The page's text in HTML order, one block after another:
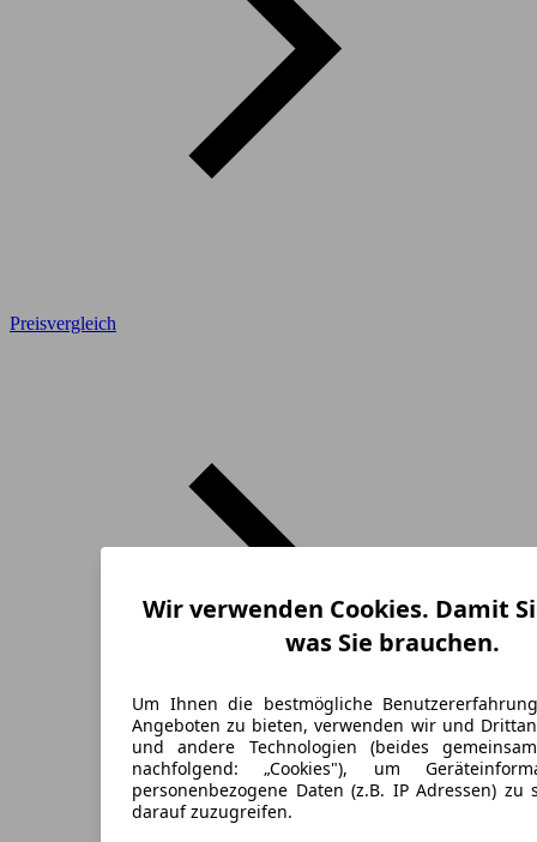
Wir verwenden Cookies. Damit
was Sie brauchen.
Um Ihnen die bestmögliche
Angeboten zu bieten, verwenden wir und
und andere Technologien (beides
nachfolgend: „Cookies"), um
personenbezogene Daten (z.B. IP Adressen) zu
darauf zuzugreifen.
Preisvergleich